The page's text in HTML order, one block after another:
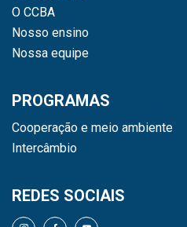
O CCBA
Nosso ensino
Nossa equipe
PROGRAMAS
Cooperação e meio ambiente
Intercâmbio
REDES SOCIAIS